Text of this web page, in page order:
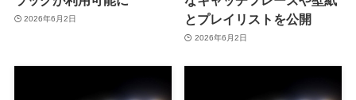
2026年6月2日
とプレイリストを公開
2026年6月2日